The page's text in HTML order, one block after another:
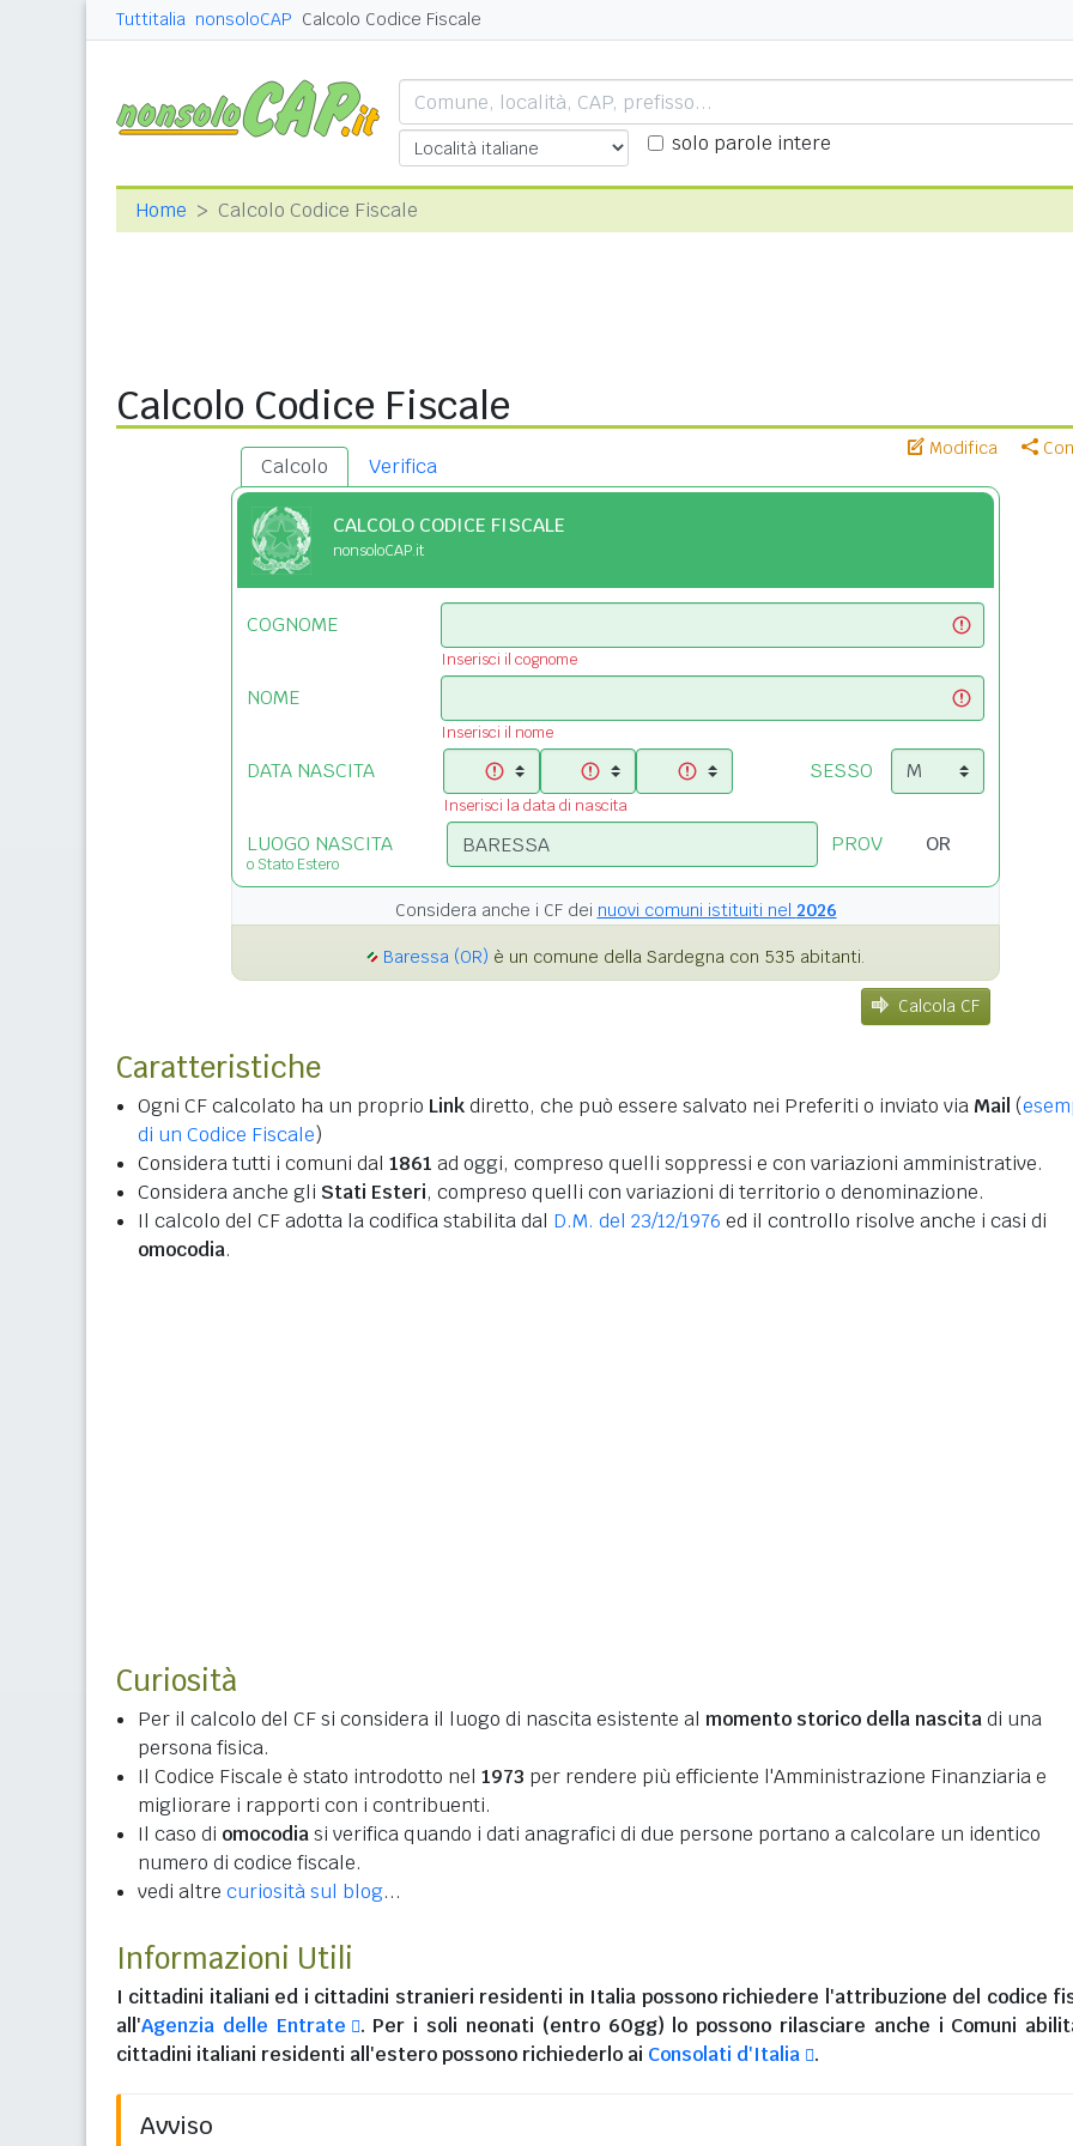
Tuttitalia nonsoloCAP Calcolo Codice Fiscale
solo parole intere
Home Calcolo Codice Fiscale
Calcolo Codice Fiscale
Modifica
Calcolo Verifica
CALCOLO CODICE FISCALE
nonsoloCAP.it
COGNOME
Inserisci il cognome
NOME
Inserisci il nome
DATA NASCITA
Inserisci la data di nascita
SESSO
LUOGO NASCITA
o Stato Estero
PROV
Considera anche i CF dei nuovi comuni istituiti nel 2026
Baressa (OR) è un comune della Sardegna con 535 abitanti.
Calcola CF
Caratteristiche
Ogni CF calcolato ha un proprio Linkdiretto, che può essere salvato nei Preferiti o inviato via Mail (
di un Codice Fiscale)
Considera tutti i comuni dal 1861 ad oggi, compreso quelli soppressi e con variazioni amministrative.
Considera anche gli Stati Esteri, compreso quelli con variazioni di territorio o denominazione.
Il calcolo del CF adotta la codifica stabilita dal D.M. del 23/12/1976 ed il controllo risolve anche i casi di
omocodia.
Curiosità
Per il calcolo del CF si considera il luogo di nascita esistente al momento storico della nascitadi una
persona fisica.
Il Codice Fiscale è stato introdotto nel 1973 per rendere più efficiente l'Amministrazione Finanziaria e
migliorare i rapporti con i contribuenti.
Il caso di omocodiasi verifica quando i dati anagrafici di due persone portano a calcolare un identico
numero di codice fiscale.
vedi altre curiosità sul blog...
Informazioni Utili
I cittadini italiani ed i cittadini stranieri residenti in Italia possono richiedere l'attribuzione del codice
all'Agenzia delle Entrate
. Per i soli neonati (entro 60gg) lo possono rilasciare anche i Comuni
cittadini italiani residenti all'esteropossono richiederlo ai Consolati d'Italia .
Avviso